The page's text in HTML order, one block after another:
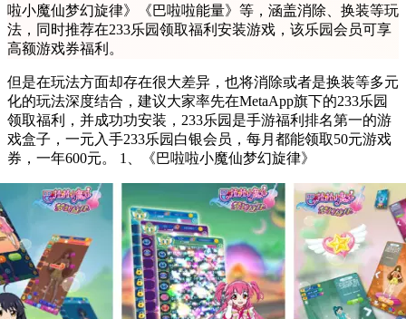
啦小魔仙梦幻旋律》《巴啦啦能量》等，涵盖消除、换装等玩
法，同时推荐在233乐园领取福利安装游戏，该乐园会员可享
高额游戏券福利。
但是在玩法方面却存在很大差异，也将消除或者是换装等多元
化的玩法深度结合，建议大家率先在MetaApp旗下的233乐园
领取福利，并成功功安装，233乐园是手游福利排名第一的游
戏盒子，一元入手233乐园白银会员，每月都能领取50元游戏
券，一年600元。 1、《巴啦啦小魔仙梦幻旋律》